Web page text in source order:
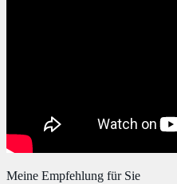
Meine Empfehlung für Sie